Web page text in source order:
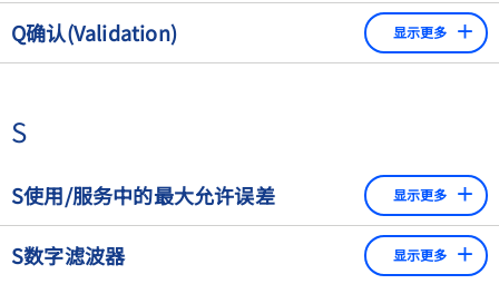
为了最大限度地减少由于气流（风）引起的作用力，环境空
气的流速必须保持在最低水平。防风罩用于此目的。对于可
读性为1 mg的天平，一般来说，一个例如，玻璃圆柱体的形
天平需要一个封闭的防风罩。与实际考虑相反，从计量学角
度看，防风罩应尽可能小，因为在大的防风罩内会产生内部
气流。特别是当要称量的物体与称量仪器的温度不完全相同
时，会产生对流。这些气流使得比环境温度高的物体看起来
更轻，而那些更冷的物体则更重。因此，将物体调至与秤盘
相同的温度仍然很重要。
Q确认(Validation) 显示更多
品链中实施监测措施。在这种情况下，控制措施（如CCP、
害或风险选择的控制措施或控制措施的互动能够控制该特定
危害
S
S使用/服务中的最大允许误差 显示更多
经法定计量检定的称重仪器的误差限值，在操作该仪器时
不得超过该限值。 ​
S数字滤波器 显示更多